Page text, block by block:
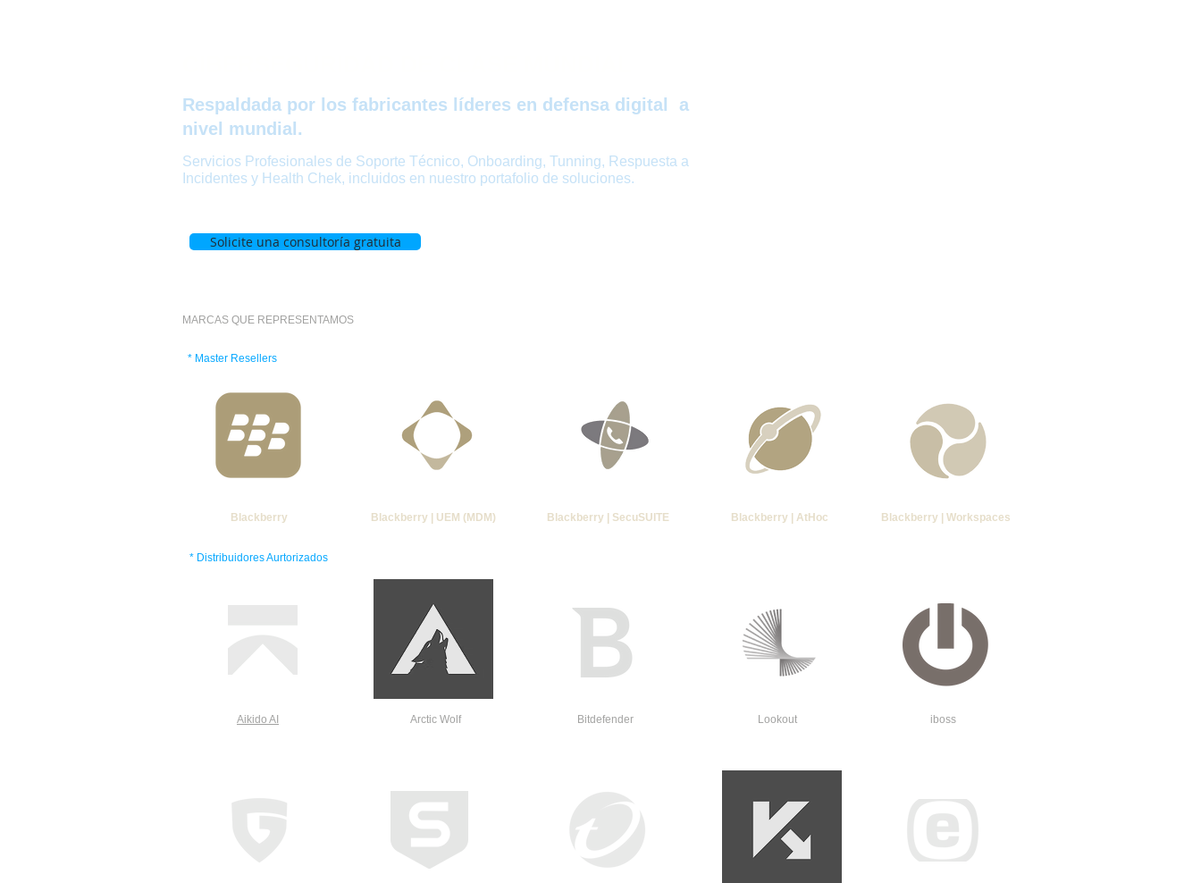
Respaldada por los fabricantes líderes en defensa digital a
nivel mundial.
Servicios Profesionales de Soporte Técnico, Onboarding, Tunning, Respuesta a
Incidentes y Health Chek, incluidos en nuestro portafolio de soluciones.
Solicite una consultoría gratuita
MARCAS QUE REPRESENTAMOS
* Master Resellers
Blackberry Blackberry | UEM (MDM) Blackberry | SecuSUITE Blackberry | AtHoc Blackberry | Workspaces
* Distribuidores Aurtorizados
Aikido AI Arctic Wolf Bitdefender Lookout iboss